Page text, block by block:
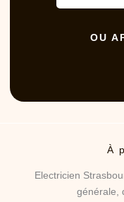
OU
À
Electricien
générale,